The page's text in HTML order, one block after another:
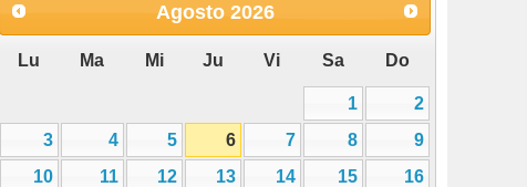
Agosto 2026
Lu Ma Mi Ju Vi Sa Do
1
2
3
4 5 6 7 8
9
10
11 12 13 14 15
16